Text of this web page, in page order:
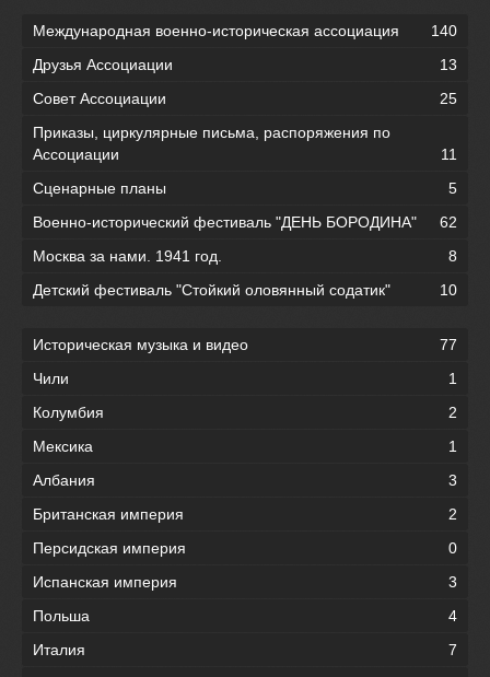
Международная военно-историческая ассоциация
140
Друзья Ассоциации
13
Совет Ассоциации
25
Приказы, циркулярные письма, распоряжения по
Ассоциации
11
Сценарные планы
5
Военно-исторический фестиваль "ДЕНЬ БОРОДИНА"
62
Москва за нами. 1941 год.
8
Детский фестиваль "Стойкий оловянный содатик"
10
Историческая музыка и видео
77
Чили
1
Колумбия
2
Мексика
1
Албания
3
Британская империя
2
Персидская империя
0
Испанская империя
3
Польша
4
Италия
7